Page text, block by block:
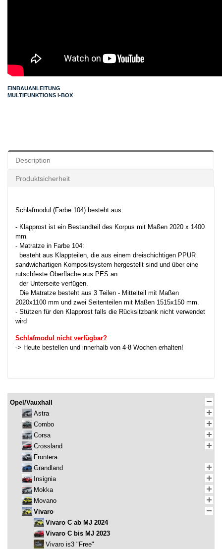
EINBAUANLEITUNG
MULTIFUNKTIONS I-BOX
Description
Produktsicherheit
Schlafmodul (Farbe 104) besteht aus:
- Klapprost ist ein Bestandteil des Korpus mit Maßen 2020 x 1400
mm
- Matratze in Farbe 104:
besteht aus Klappteilen, die aus einem dreischichtigen PPUR
sandwichartigen Kompositsystem hergestellt sind und über eine
rutschfeste Oberfläche aus PES an
der Unterseite verfügen.
Die Matratze besteht aus 3 Teilen - Mittelteil mit Maßen
2020x1100 mm und zwei Seitenteilen mit Maßen 1515x150 mm.
- Stützen für den Klapprost falls die Rücksitzbank nicht verwendet
wird
Schlafmodul nicht verfügbar?
-> Heute bestellen und innerhalb von 4-8 Wochen erhalten!
Opel/Vauxhall
Astra
Combo
Corsa
Crossland
Frontera
Grandland
Insignia
Mokka
Movano
Vivaro
Vivaro C ab MJ 2024
Vivaro C bis MJ 2023
Vivaro is3 "Free"